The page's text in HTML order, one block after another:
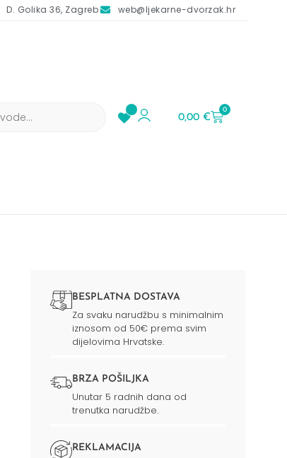
D. Golika 36, Zagreb web@ljekarne-dvorzak.hr
0,00€
0
BESPLATNA DOSTAVA
Za svaku narudžbu s minimalnim
iznosom od 50€ prema svim
dijelovima Hrvatske.
BRZA POŠILJKA
Unutar 5 radnih dana od
trenutka narudžbe.
REKLAMACIJA